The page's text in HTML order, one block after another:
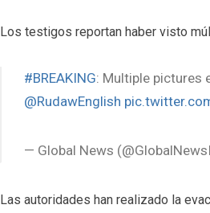
Los testigos reportan haber visto
#BREAKING: Multiple pictures
@RudawEnglish
— Global News
Las autoridades han realizado la